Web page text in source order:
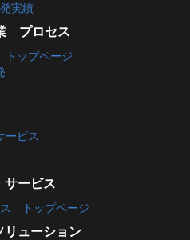
実績
プロセス
ップページ
ービス
サービス
トップページ
リューション